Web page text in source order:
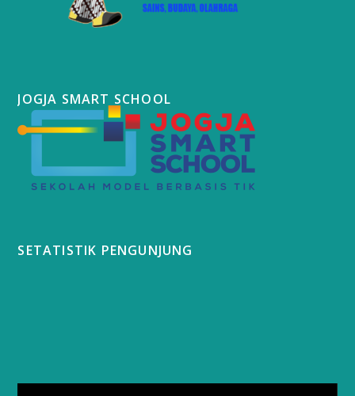
JOGJA SMART SCHOOL
SETATISTIK PENGUNJUNG